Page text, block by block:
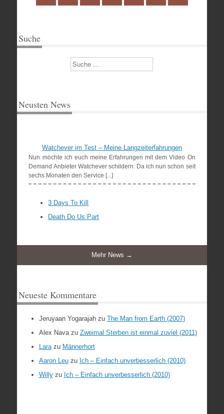
Suche
Suchen
Neusten News
Watchever im Test – Meine Langzeiterfahrungen
Nun möchte ich euch meine Erfahrungen mit dem Video On
Demand Anbieter Watchever schildern. Da ich nun schon seit
sechs Monaten den Service [...]
3 Days To Kill
Death Do Us Part
Mehr News →
Neueste Kommentare
Jeruyaan Yogarajahzu The Man from Earth (2007)
Alex Navazu Zweimal Sterben ist einmal zuviel (2011)
Larazu Männerhort
Aaron Leuzu Ich – Einfach unverbesserlich (2010)
Willyzu Ich – Einfach unverbesserlich (2010)